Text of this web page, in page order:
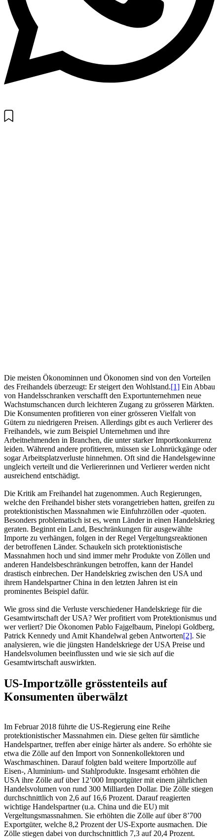
Die meisten Ökonominnen und Ökonomen sind von den Vorteilen
des Freihandels überzeugt: Er steigert den Wohlstand.[1] Ein Abbau
von Handelsschranken verschafft den Exportunternehmen neue
Wachstumschancen durch leichteren Zugang zu grösseren Märkten.
Die Konsumenten profitieren von einer grösseren Vielfalt von
Gütern zu niedrigeren Preisen. Allerdings gibt es auch Verlierer des
Freihandels, wie zum Beispiel Unternehmen und ihre
Arbeitnehmenden in Branchen, die unter starker Importkonkurrenz
leiden. Während andere profitieren, müssen sie Lohnrückgänge oder
sogar Arbeitsplatzverluste hinnehmen. Oft sind die Handelsgewinne
ungleich verteilt und die Verliererinnen und Verlierer werden nicht
ausreichend entschädigt.
Die Kritik am Freihandel hat zugenommen. Auch Regierungen,
welche den Freihandel bisher stets vorangetrieben hatten, greifen zu
protektionistischen Massnahmen wie Einfuhrzöllen oder -quoten.
Besonders problematisch ist es, wenn Länder in einen Handelskrieg
geraten. Beginnt ein Land, Beschränkungen für ausgewählte
Importe zu verhängen, folgen in der Regel Vergeltungsreaktionen
der betroffenen Länder. Schaukeln sich protektionistische
Massnahmen hoch und sind immer mehr Produkte von Zöllen und
anderen Handelsbeschränkungen betroffen, kann der Handel
drastisch einbrechen. Der Handelskrieg zwischen den USA und
ihrem Handelspartner China in den letzten Jahren ist ein
prominentes Beispiel dafür.
Wie gross sind die Verluste verschiedener Handelskriege für die
Gesamtwirtschaft der USA? Wer profitiert vom Protektionismus und
wer verliert? Die Ökonomen Pablo Fajgelbaum, Pinelopi Goldberg,
Patrick Kennedy und Amit Khandelwal geben Antworten[2]. Sie
analysieren, wie die jüngsten Handelskriege der USA Preise und
Handelsvolumen beeinflussten und wie sie sich auf die
Gesamtwirtschaft auswirkten.
US-Importzölle grösstenteils auf
Konsumenten überwälzt
Im Februar 2018 führte die US-Regierung eine Reihe
protektionistischer Massnahmen ein. Diese gelten für sämtliche
Handelspartner, treffen aber einige härter als andere. So erhöhte sie
etwa die Zölle auf den Import von Sonnenkollektoren und
Waschmaschinen. Darauf folgten bald weitere Importzölle auf
Eisen-, Aluminium- und Stahlprodukte. Insgesamt erhöhten die
USA ihre Zölle auf über 12’000 Importgüter mit einem jährlichen
Handelsvolumen von rund 300 Milliarden Dollar. Die Zölle stiegen
durchschnittlich von 2,6 auf 16,6 Prozent. Darauf reagierten
wichtige Handelspartner (u.a. China und die EU) mit
Vergeltungsmassnahmen. Sie erhöhten die Zölle auf über 8’700
Exportgüter, welche 8,2 Prozent der US-Exporte ausmachen. Die
Zölle stiegen dabei von durchschnittlich 7,3 auf 20,4 Prozent.